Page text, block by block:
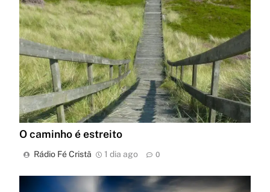
O caminho é estreito
Rádio Fé Cristã 1 dia ago 0